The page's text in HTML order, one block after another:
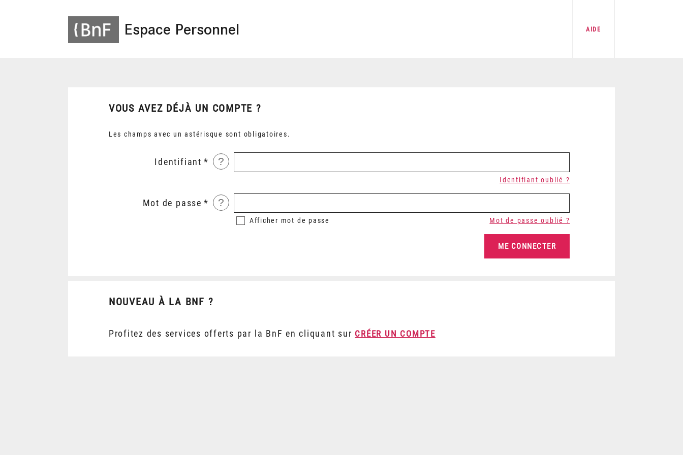
Espace Personnel AIDE
VOUS AVEZ DÉJÀ UN COMPTE ?
Les champs avec un astérisque sont obligatoires.
Identifiant ?
Identifiant oublié ?
Mot de passe ?
Afficher mot de passe Mot de passe oublié ?
NOUVEAU À LA BNF ?
Profitez des services offerts par la BnF en cliquant sur CRÉER UN COMPTE